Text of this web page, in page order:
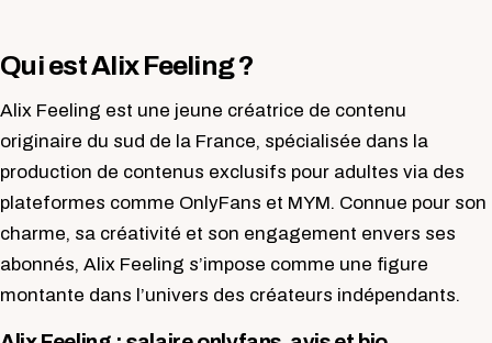
Qui est Alix Feeling ?
Alix Feeling est une jeune créatrice de contenu
originaire du sud de la France, spécialisée dans la
production de contenus exclusifs pour adultes via des
plateformes comme OnlyFans et MYM. Connue pour son
charme, sa créativité et son engagement envers ses
abonnés, Alix Feeling s’impose comme une figure
montante dans l’univers des créateurs indépendants.